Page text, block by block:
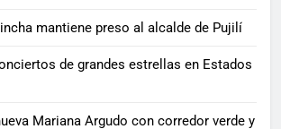
mantiene preso al alcalde de Pujilí
de grandes estrellas en Estados
Mariana Argudo con corredor verde y